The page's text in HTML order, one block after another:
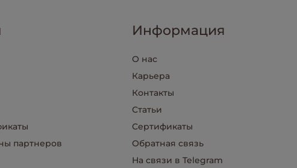
партнеров
Информация
О нас
Карьера
Контакты
Статьи
Сертификаты
Обратная связь
На связи в Telegram